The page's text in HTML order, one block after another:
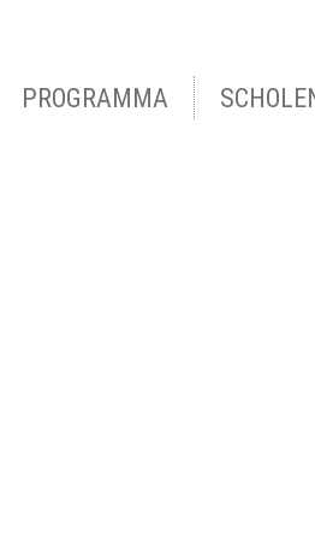
PROGRAMMA